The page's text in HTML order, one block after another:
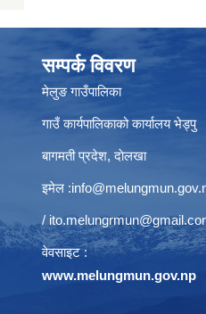
सम्पर्क विवरण
मेलुङ गाउँपालिका
गाउँ कार्यपालिकाको कार्यालय भेड्पु
बागमती प्रदेश, दाेलखा
इमेल :
/
वेवसाइट :
www.melungmun.gov.np